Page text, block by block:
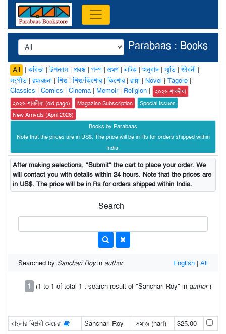
Parabaas : Books
All |কবিতা|উপন্যাস| প্রবন্ধ | গল্প |ভ্রমণ|নাটক |অনুবাদ|স্মৃতি |জীবনী|
সংগীত |রম্যরচনা|শিশু |শিশু/কিশোর|কিশোর|রান্না| Novel | Tagore |
Classics | Comics | Cinema | Memoir| Religion |
২০২৬ শারদীয়া
২০২৬ শারদীয়া (old page)
Magazine Subscription
Special Issues
New Arrivals (April 2026)
Books by Parabaas
Note that the prices are in US$. The price will be in Rs for orders shipped within
India.
After making selections, "Submit" the cart to place your order. We
will contact you with details within 24 hours. Note that the prices are
in US$. The price will be in Rs for orders shipped within India.
Search
Searched by Sanchari Royin author English | All
1 (1 to 1 of total 1 : search result of "Sanchari Roy" in author)
বাংলার বিপ্লবী মেয়েরা Sanchari Roy সমাজ (narI) $25.00